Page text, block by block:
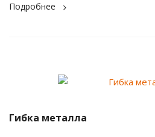
Подробнее
Гибка металла